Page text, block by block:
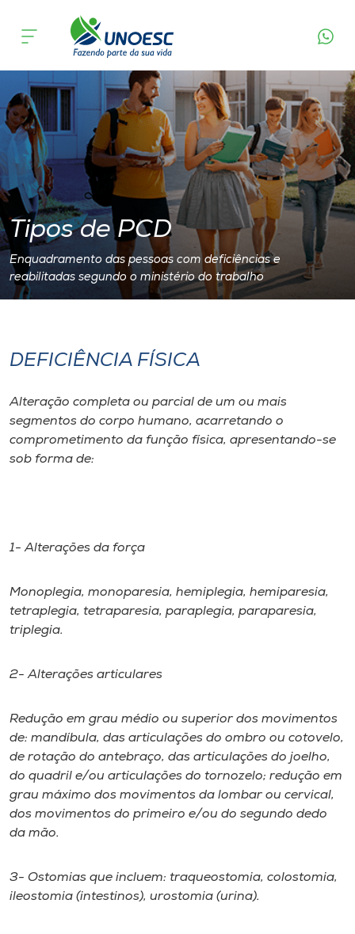
Cursos
Onde estamos
Pesquisa
Atendimento ao Estudante
Portal de Ensino
A
Unoesc
Diplomados
Editora
Rádio
Museu
Unoesc
Store
o idioma
Tipos de PCD
Tipos de PCD
Enquadramento das pessoas com deficiências e
reabilitadas segundo o ministério do trabalho
DEFICIÊNCIA FÍSICA
Alteração completa ou parcial de um ou mais
segmentos do corpo humano, acarretando o
comprometimento da função física, apresentando-se
sob forma de:
1- Alterações da força
Monoplegia, monoparesia, hemiplegia, hemiparesia,
tetraplegia, tetraparesia, paraplegia, paraparesia,
triplegia.
2- Alterações articulares
Redução em grau médio ou superior dos movimentos
de: mandíbula, das articulações do ombro ou cotovelo,
de rotação do antebraço, das articulações do joelho,
do quadril e/ou articulações do tornozelo; redução em
grau máximo dos movimentos da lombar ou cervical,
dos movimentos do primeiro e/ou do segundo dedo
da mão.
3- Ostomias que incluem: traqueostomia, colostomia,
ileostomia (intestinos), urostomia (urina).